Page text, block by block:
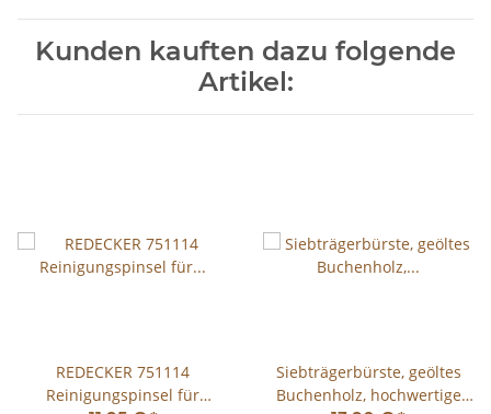
Kunden kauften dazu folgende
Artikel:
REDECKER 751114
Reinigungspinsel für
Siebträgerbürste, geöltes
Buchenholz, hochwertige